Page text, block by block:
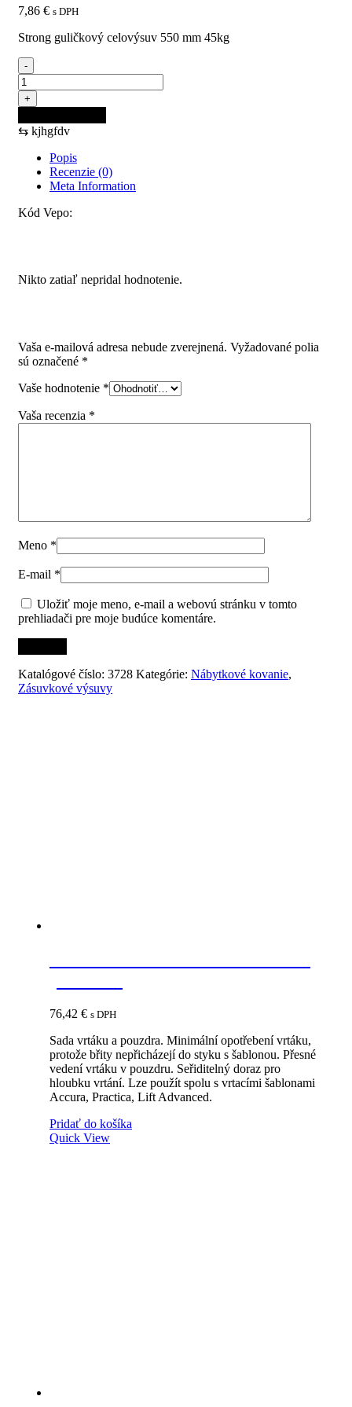
7,86 € s DPH
Strong guličkový celovýsuv 550 mm 45kg
-
množstvo
STRONG
guličkový
celovýsuv
550
45kg
+
⇆ kjhgfdv
Popis
Recenzie (0)
Meta Information
Kód Vepo:
Nikto zatiaľ nepridal hodnotenie.
Vaša e-mailová adresa nebude zverejnená. Vyžadované polia
sú označené *
Vaše hodnotenie *
Vaša recenzia *
Meno *
E-mail *
Uložiť moje meno, e-mail a webovú stránku v tomto
prehliadači pre moje budúce komentáre.
Katalógové číslo: 3728 Kategórie: Nábytkové kovanie,
Zásuvkové výsuvy
76,42 € s DPH
Sada vrtáku a pouzdra. Minimální opotřebení vrtáku,
protože břity nepřicházejí do styku s šablonou. Přesné
vedení vrtáku v pouzdru. Seřiditelný doraz pro
hloubku vrtání. Lze použít spolu s vrtacími šablonami
Accura, Practica, Lift Advanced.
Pridať do košíka
Quick View